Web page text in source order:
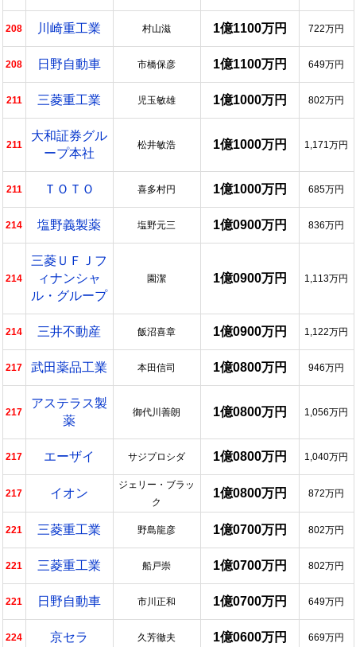
208 川崎重工業 村山滋 1億1100万円 722万円
208 日野自動車 市橋保彦 1億1100万円 649万円
211 三菱重工業 児玉敏雄 1億1000万円 802万円
211
大和証券グル
ープ本社
松井敏浩 1億1000万円 1,171万円
211 ＴＯＴＯ 喜多村円 1億1000万円 685万円
214 塩野義製薬 塩野元三 1億0900万円 836万円
214
三菱ＵＦＪフ
ィナンシャ
ル・グループ
園潔 1億0900万円 1,113万円
214 三井不動産 飯沼喜章 1億0900万円 1,122万円
217 武田薬品工業 本田信司 1億0800万円 946万円
217
アステラス製
薬
御代川善朗 1億0800万円 1,056万円
217 エーザイ サジプロシダ 1億0800万円 1,040万円
217 イオン
ジェリー・ブラッ
ク
1億0800万円 872万円
221 三菱重工業 野島龍彦 1億0700万円 802万円
221 三菱重工業 船戸崇 1億0700万円 802万円
221 日野自動車 市川正和 1億0700万円 649万円
224 京セラ 久芳徹夫 1億0600万円 669万円